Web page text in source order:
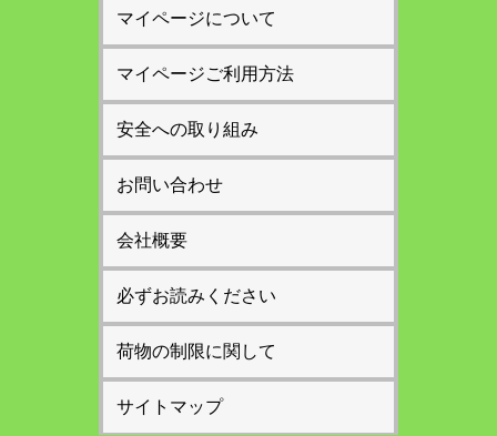
マイページについて
マイページご利用方法
安全への取り組み
お問い合わせ
会社概要
必ずお読みください
荷物の制限に関して
サイトマップ